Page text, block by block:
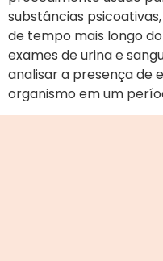
substâncias
de tempo mais longo
exames de urina e
analisar a presença de
organismo em um